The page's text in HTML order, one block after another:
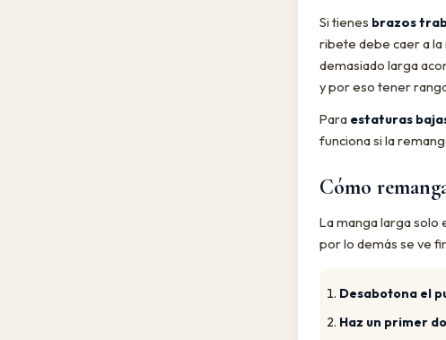
Si tienes brazos
ribete debe caer a la
demasiado larga
y por eso tener
Para estaturas
funciona si la
Cómo
La manga larga solo
por lo demás se ve
Desabotona el
Haz un primer